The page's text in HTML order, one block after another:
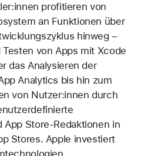
profitieren von
an Funktionen über
hinweg –
von Apps mit Xcode
das Analysieren der
Analytics bis hin zum
von Nutzer:innen durch
App Store-Redaktionen in
Stores. Apple investiert